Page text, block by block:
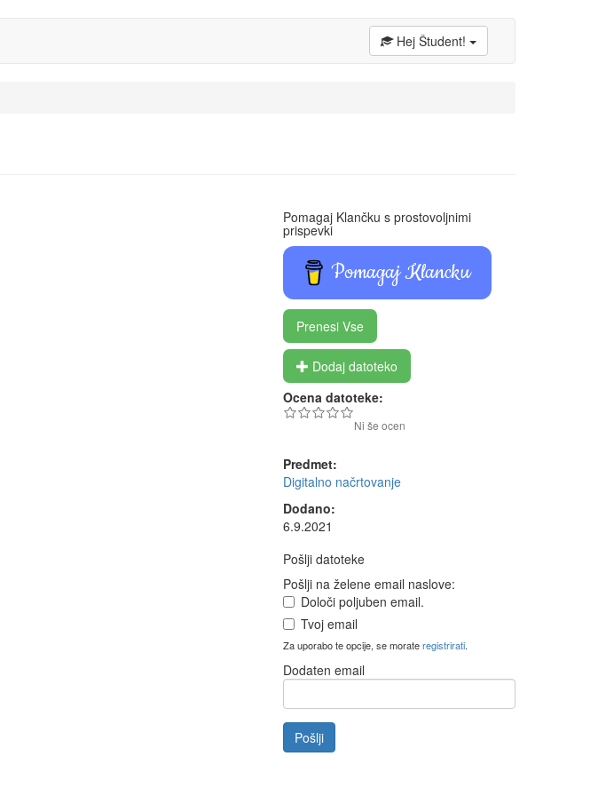
Hej Študent!
Pomagaj Klančku s prostovoljnimi
prispevki
Pomagaj Klancku
Prenesi Vse
Dodaj datoteko
Ocena datoteke:
Ni še ocen
Predmet:
Digitalno načrtovanje
Dodano:
6.9.2021
Pošlji datoteke
Pošlji na želene email naslove:
Določi poljuben email.
Tvoj email
Za uporabo te opcije, se morateregistrirati.
Dodaten email
Pošlji